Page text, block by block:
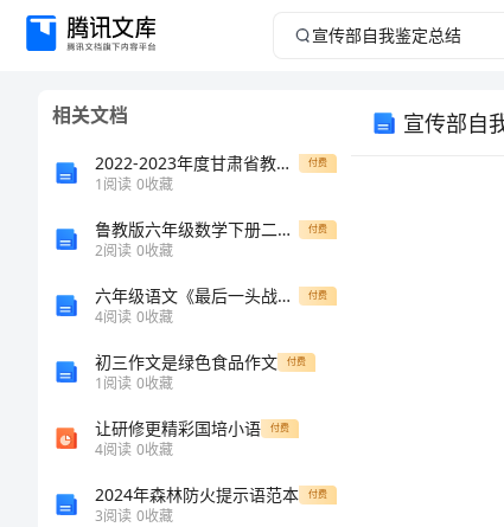
宣
相关文档
2022-2023年度甘肃省教师资格之中学信息技术学科知识与教学能力高分通关题库A4可打印版 付费
1阅读 0收藏
鲁教版六年级数学下册二单元试卷(真题) 付费
2阅读 0收藏
六年级语文《最后一头战象》的教学反思范文 付费
4阅读 0收藏
初三作文是绿色食品作文 付费
1阅读 0收藏
让研修更精彩国培小语 付费
4阅读 0收藏
2024年森林防火提示语范本 付费
3阅读 0收藏
宣传部自